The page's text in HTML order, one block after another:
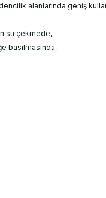
alanlarında geniş
su çekmede,
basılmasında,